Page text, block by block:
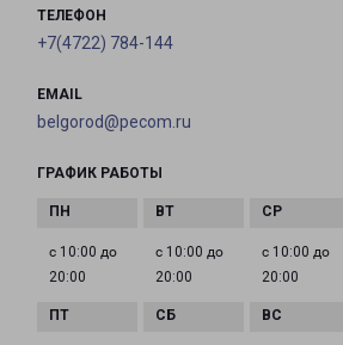
ТЕЛЕФОН
+7(4722) 784-144
EMAIL
belgorod@pecom.ru
ГРАФИК РАБОТЫ
с 10:00 до
20:00
с 10:00 до
20:00
с 10:00 до
20:00